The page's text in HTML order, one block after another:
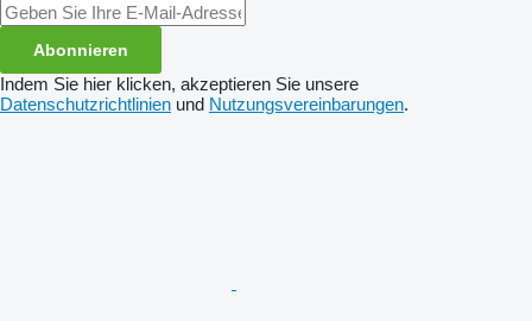
Abonnieren
Indem Sie hier klicken, akzeptieren Sie unsere
Datenschutzrichtlinien und Nutzungsvereinbarungen.